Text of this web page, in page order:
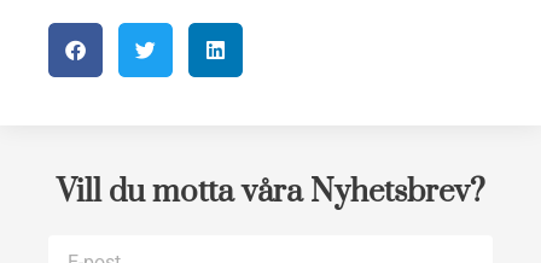
Vill du motta våra Nyhetsbrev?